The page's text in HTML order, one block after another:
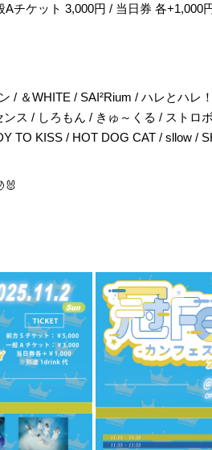
チケット 3,000円 / 当日券 各+1,000
/ ＆WHITE / SAI²Rium / ハレとハ
ス / しろもん / きゅ～くる / ストロ
TO KISS / HOT DOG CAT / sllow /